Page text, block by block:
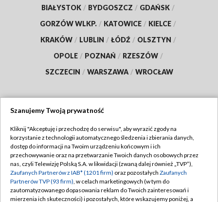
BIAŁYSTOK / BYDGOSZCZ / GDAŃSK /
GORZÓW WLKP. / KATOWICE / KIELCE /
KRAKÓW / LUBLIN / ŁÓDŹ / OLSZTYN /
OPOLE / POZNAŃ / RZESZÓW /
SZCZECIN / WARSZAWA / WROCŁAW
TVP
Abonament TVP
Emisja w TVP
Centrum informacji TVP
Regulamin TVP
Polityka prywatności
Moje zgody
Szanujemy Twoją prywatność
Kliknij "Akceptuję i przechodzę do serwisu", aby wyrazić zgody na
korzystanie z technologii automatycznego śledzenia i zbierania danych,
dostęp do informacji na Twoim urządzeniu końcowym i ich
przechowywanie oraz na przetwarzanie Twoich danych osobowych przez
nas, czyli Telewizję Polską S.A. w likwidacji (zwaną dalej również „TVP”),
Zaufanych Partnerów z IAB* (1201 firm) oraz pozostałych Zaufanych
Partnerów TVP (93 firm), w celach marketingowych (w tym do
zautomatyzowanego dopasowania reklam do Twoich zainteresowań i
mierzenia ich skuteczności) i pozostałych, które wskazujemy poniżej, a